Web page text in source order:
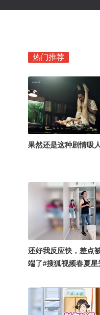
热门推荐
果然还是这种剧情吸
还好我反应快，差点
端了#搜狐视频春夏星